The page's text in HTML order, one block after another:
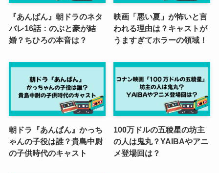
『あんぱん』朝ドラのネタ
バレ16話：のぶと豪が結
婚？ちひろの本音は？
映画「悪い夏」が怖いと言
われる理由は？キャストが
うますぎてホラーの領域！
朝ドラ『あんぱん』かっち
ゃんの子役は誰？貴島中尉
の子供時代のキャスト
100万ドルの五稜星の坊主
の人は鬼丸？YAIBAやアニ
メ登場回は？